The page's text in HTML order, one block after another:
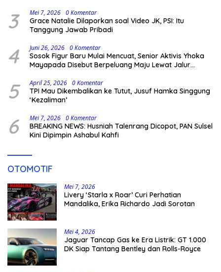
3 Mei 7, 2026 0 Komentar
Grace Natalie Dilaporkan soal Video JK, PSI: Itu
Tanggung Jawab Pribadi
4 Juni 26, 2026 0 Komentar
Sosok Figur Baru Mulai Mencuat, Senior Aktivis Yhoka
Mayapada Disebut Berpeluang Maju Lewat Jalur
5 April 25, 2026 0 Komentar
TPI Mau Dikembalikan ke Tutut, Jusuf Hamka Singgung
‘Kezaliman’
6 Mei 7, 2026 0 Komentar
BREAKING NEWS: Husniah Talenrang Dicopot, PAN Sulsel
Kini Dipimpin Ashabul Kahfi
OTOMOTIF
Mei 7, 2026
Livery ‘Starla x Roar’ Curi Perhatian
Mandalika, Erika Richardo Jadi Sorotan
Mei 4, 2026
Jaguar Tancap Gas ke Era Listrik: GT 1.000
DK Siap Tantang Bentley dan Rolls-Royce